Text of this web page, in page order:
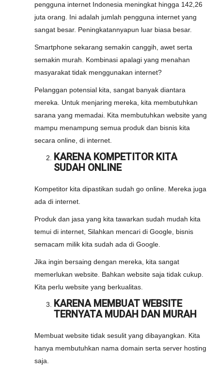
pengguna internet Indonesia meningkat hingga 142,26
juta orang. Ini adalah jumlah pengguna internet yang
sangat besar. Peningkatannyapun luar biasa besar.
Smartphone sekarang semakin canggih, awet serta
semakin murah. Kombinasi apalagi yang menahan
masyarakat tidak menggunakan internet?
Pelanggan potensial kita, sangat banyak diantara
mereka. Untuk menjaring mereka, kita membutuhkan
sarana yang memadai. Kita membutuhkan website yang
mampu menampung semua produk dan bisnis kita
secara online, di internet.
KARENA KOMPETITOR KITA
SUDAH ONLINE
Kompetitor kita dipastikan sudah go online. Mereka juga
ada di internet.
Produk dan jasa yang kita tawarkan sudah mudah kita
temui di internet, Silahkan mencari di Google, bisnis
semacam milik kita sudah ada di Google.
Jika ingin bersaing dengan mereka, kita sangat
memerlukan website. Bahkan website saja tidak cukup.
Kita perlu website yang berkualitas.
KARENA MEMBUAT WEBSITE
TERNYATA MUDAH DAN MURAH
Membuat website tidak sesulit yang dibayangkan. Kita
hanya membutuhkan nama domain serta server hosting
saja.